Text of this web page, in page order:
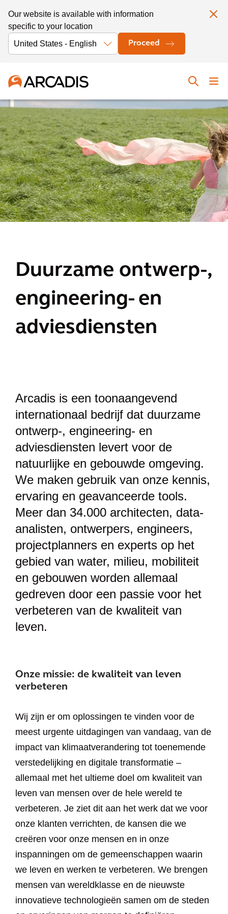
Our website is available with information
specific to your location
Proceed
Duurzame ontwerp-,
engineering- en
adviesdiensten
Arcadis is een toonaangevend
internationaal bedrijf dat duurzame
ontwerp-, engineering- en
adviesdiensten levert voor de
natuurlijke en gebouwde omgeving.
We maken gebruik van onze kennis,
ervaring en geavanceerde tools.
Meer dan 34.000 architecten, data-
analisten, ontwerpers, engineers,
projectplanners en experts op het
gebied van water, milieu, mobiliteit
en gebouwen worden allemaal
gedreven door een passie voor het
verbeteren van de kwaliteit van
leven.
Onze missie: de kwaliteit van leven
verbeteren
Wij zijn er om oplossingen te vinden voor de
meest urgente uitdagingen van vandaag, van de
impact van klimaatverandering tot toenemende
verstedelijking en digitale transformatie –
allemaal met het ultieme doel om kwaliteit van
leven van mensen over de hele wereld te
verbeteren. Je ziet dit aan het werk dat we voor
onze klanten verrichten, de kansen die we
creëren voor onze mensen en in onze
inspanningen om de gemeenschappen waarin
we leven en werken te verbeteren. We brengen
mensen van wereldklasse en de nieuwste
innovatieve technologieën samen om de steden